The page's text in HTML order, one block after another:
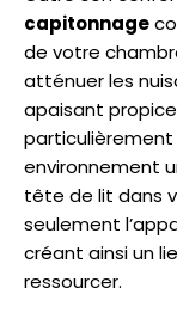
capitonnage
de votre
atténuer les
apaisant
particulièrement
environnement
tête de lit dans
seulement
créant ainsi un
ressourcer.